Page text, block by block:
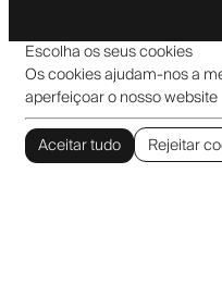
Escolha os seus cookies
Os cookies ajudam-nos a
aperfeiçoar o nosso website
Aceitar tudo
Rejeitar